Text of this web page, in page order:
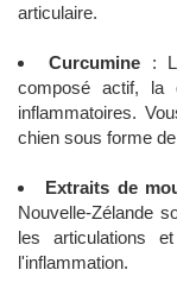
articulaire.
Curcumine :
composé actif, la
inflammatoires.
chien sous forme
Extraits de
Nouvelle-Zélande
les articulations
l'inflammation.